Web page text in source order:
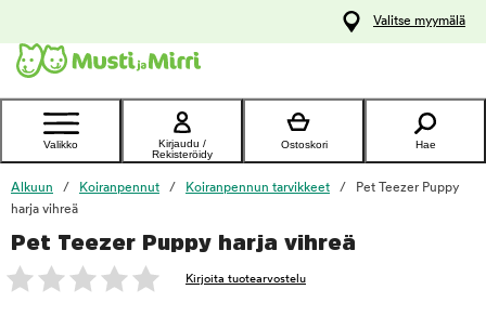
Ota yhteyttä
asiakaspalveluun
Valitse myymälä
Valikko
Kirjaudu /
Rekisteröidy
Ostoskori Hae
Alkuun Koiranpennut Koiranpennun tarvikkeet
Pet Teezer Puppy
harja vihreä
Pet Teezer Puppy harja vihreä
Kirjoita tuotearvostelu
foo